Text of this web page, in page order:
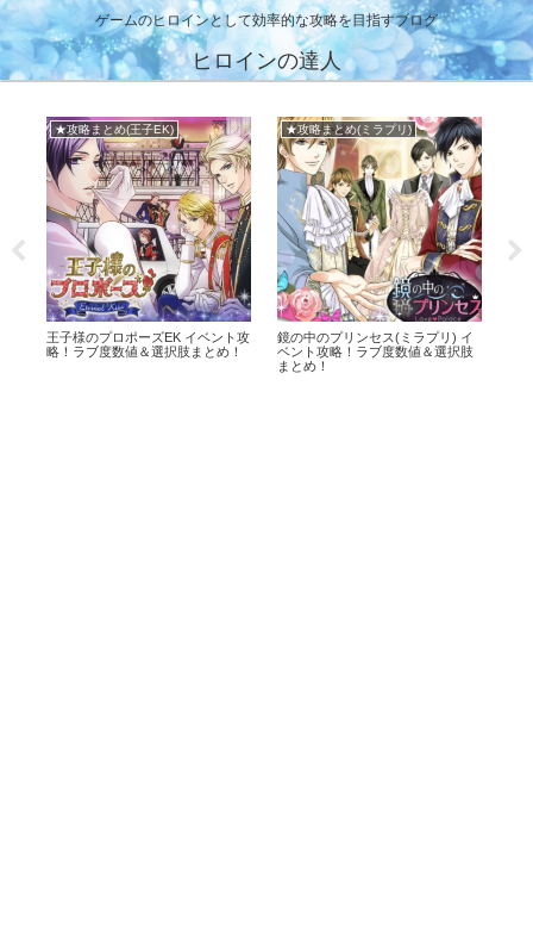
ゲームのヒロインとして効率的な攻略を目指すブログ
ヒロインの達人
★攻略まとめ(王子EK)
王子様のプロポーズEK イベント攻
略！ラブ度数値＆選択肢まとめ！
★攻略まとめ(ミラプリ)
鏡の中のプリンセス(ミラプリ) イ
ベント攻略！ラブ度数値＆選択肢
まとめ！